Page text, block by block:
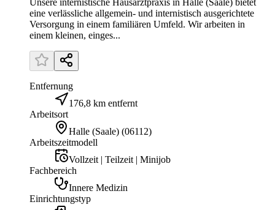
Unsere internistische Hausarztpraxis in Halle (Saale) bietet
eine verlässliche allgemein- und internistisch ausgerichtete
Versorgung in einem familiären Umfeld. Wir arbeiten in
einem kleinen, einges...
Entfernung
176,8 km entfernt
Arbeitsort
Halle (Saale) (06112)
Arbeitszeitmodell
Vollzeit | Teilzeit | Minijob
Fachbereich
Innere Medizin
Einrichtungstyp